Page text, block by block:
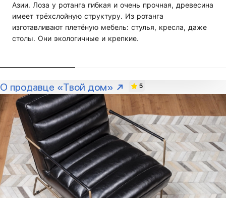
Азии. Лоза у ротанга гибкая и очень прочная, древесина
имеет трёхслойную структуру. Из ротанга
изготавливают плетёную мебель: стулья, кресла, даже
столы. Они экологичные и крепкие.
О продавце «Твой дом» 5